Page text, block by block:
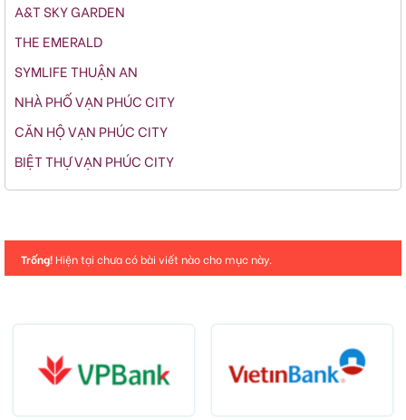
A&T SKY GARDEN
THE EMERALD
SYMLIFE THUẬN AN
NHÀ PHỐ VẠN PHÚC CITY
CĂN HỘ VẠN PHÚC CITY
BIỆT THỰ VẠN PHÚC CITY
Trống!Hiện tại chưa có bài viết nào cho mục này.